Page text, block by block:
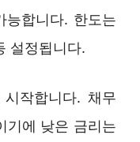
능합니다. 한도는
설정됩니다.
작합니다. 채무
기에 낮은 금리는